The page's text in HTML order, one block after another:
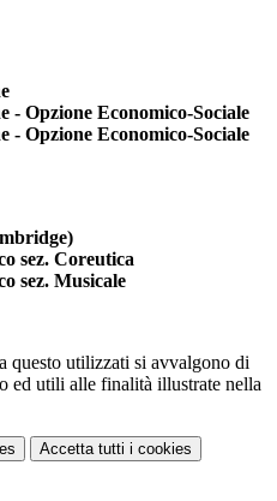
- Opzione Economico-Sociale
- Opzione Economico-Sociale
sez. Coreutica
sez. Musicale
questo utilizzati si avvalgono di
ed utili alle finalità illustrate nella
Accetta tutti i cookies